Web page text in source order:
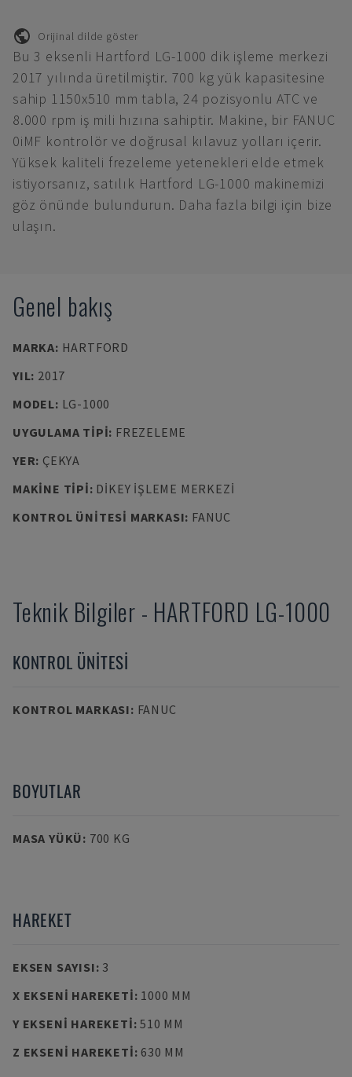
Orijinal dilde göster
Bu 3 eksenli Hartford LG-1000 dik işleme merkezi
2017 yılında üretilmiştir. 700 kg yük kapasitesine
sahip 1150x510 mm tabla, 24 pozisyonlu ATC ve
8.000 rpm iş mili hızına sahiptir. Makine, bir FANUC
0iMF kontrolör ve doğrusal kılavuz yolları içerir.
Yüksek kaliteli frezeleme yetenekleri elde etmek
istiyorsanız, satılık Hartford LG-1000 makinemizi
göz önünde bulundurun. Daha fazla bilgi için bize
ulaşın.
Genel bakış
MARKA: HARTFORD
YIL: 2017
MODEL: LG-1000
UYGULAMA TIPI: FREZELEME
YER: ÇEKYA
MAKINE TIPI: DIKEY İŞLEME MERKEZI
KONTROL ÜNITESI MARKASI: FANUC
Teknik Bilgiler - HARTFORD LG-1000
KONTROL ÜNITESI
KONTROL MARKASI: FANUC
BOYUTLAR
MASA YÜKÜ: 700 KG
HAREKET
EKSEN SAYISI: 3
X EKSENI HAREKETI: 1000 MM
Y EKSENI HAREKETI:510 MM
Z EKSENI HAREKETI: 630 MM